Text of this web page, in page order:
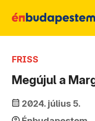
FRISS
Megújul a
2024. július 5.